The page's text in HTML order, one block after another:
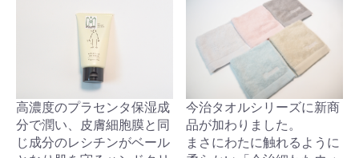
高濃度のプラセンタ保湿成
分で潤い、皮膚細胞膜と同
じ成分のレシチンがベール
今治タオルシリーズに新商
品が加わりました。
まさにわたに触れるように